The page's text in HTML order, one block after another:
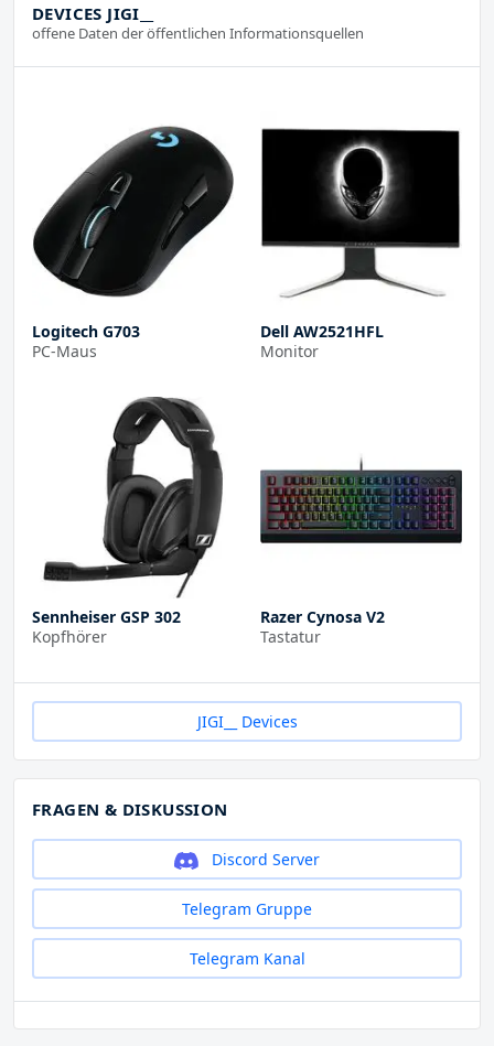
DEVICES JIGI__
offene Daten der öffentlichen Informationsquellen
Logitech G703
PC-Maus
Dell AW2521HFL
Monitor
Sennheiser GSP 302
Kopfhörer
Razer Cynosa V2
Tastatur
JIGI__ Devices
FRAGEN & DISKUSSION
Discord Server
Telegram Gruppe
Telegram Kanal